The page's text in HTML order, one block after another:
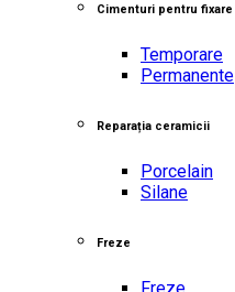
Cimenturi pentru fixare
Temporare
Permanente
Reparația ceramicii
Porcelain
Silane
Freze
Freze